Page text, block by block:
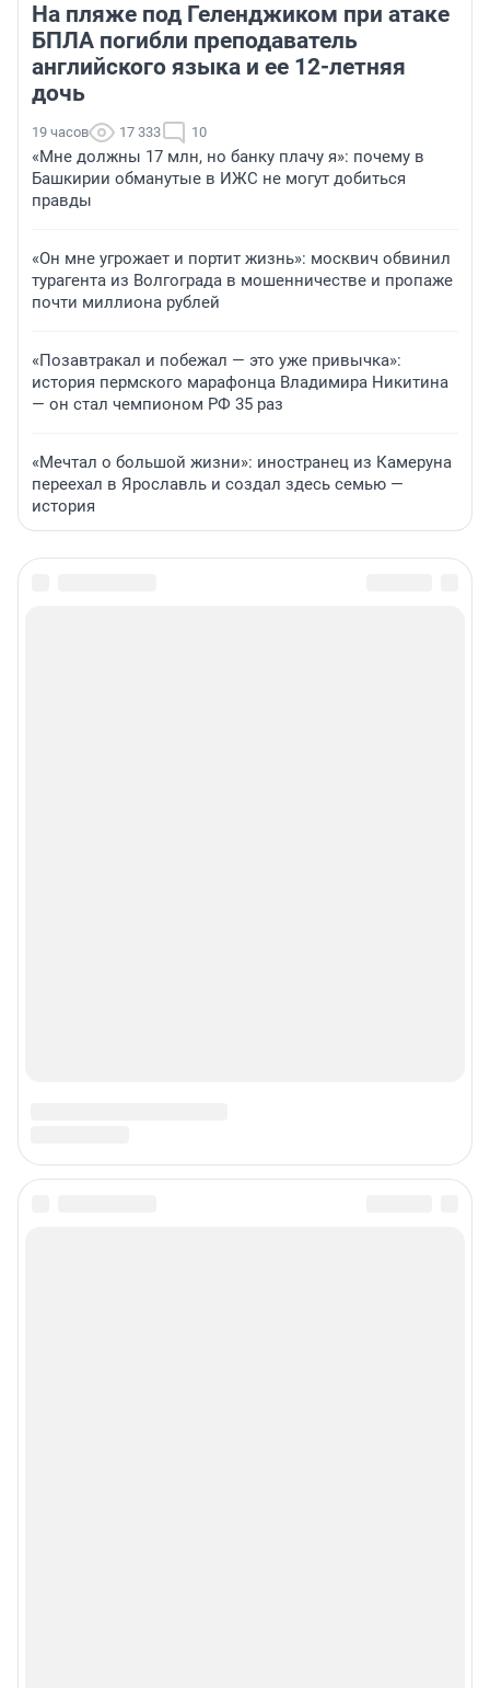
На пляже под Геленджиком при атаке
БПЛА погибли преподаватель
английского языка и ее 12-летняя
дочь
19 часов 17 333 10
«Мне должны 17 млн, но банку плачу я»: почему в
Башкирии обманутые в ИЖС не могут добиться
правды
«Он мне угрожает и портит жизнь»: москвич обвинил
турагента из Волгограда в мошенничестве и пропаже
почти миллиона рублей
«Позавтракал и побежал — это уже привычка»:
история пермского марафонца Владимира Никитина
— он стал чемпионом РФ 35 раз
«Мечтал о большой жизни»: иностранец из Камеруна
переехал в Ярославль и создал здесь семью —
история